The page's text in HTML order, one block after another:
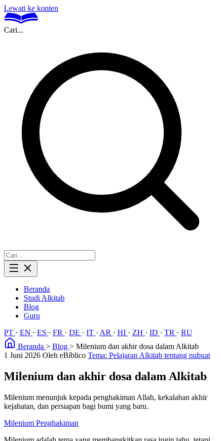
Lewati ke konten
Cari...
Beranda
Studi Alkitab
Blog
Guru
PT · EN · ES · FR · DE · IT · AR · HI · ZH · ID · TR · RU
Beranda > Blog > Milenium dan akhir dosa dalam Alkitab
1 Juni 2026 Oleh eBíblico Tema: Pelajaran Alkitab tentang nubuat
Milenium dan akhir dosa dalam Alkitab
Milenium menunjuk kepada penghakiman Allah, kekalahan akhir
kejahatan, dan persiapan bagi bumi yang baru.
Milenium Penghakiman